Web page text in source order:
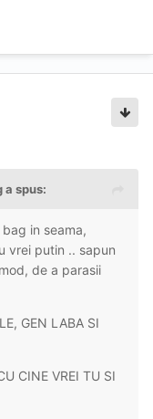
a spus:
in seama,
vrei putin .. sapun
de a parasii
GEN LABA SI
CINE VREI TU SI